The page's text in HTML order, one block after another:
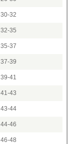
30-32
32-35
35-37
37-39
39-41
41-43
43-44
44-46
46-48